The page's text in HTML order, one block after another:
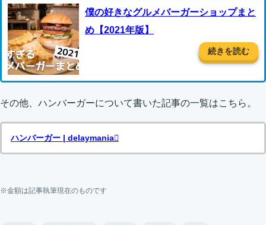
僕の好きなグルメバーガーショップまと
め【2021年版】
続きを読む
その他、ハンバーガーについて書いた記事の一覧はこちら。
ハンバーガー | delaymania
※金額は記事執筆現在のものです